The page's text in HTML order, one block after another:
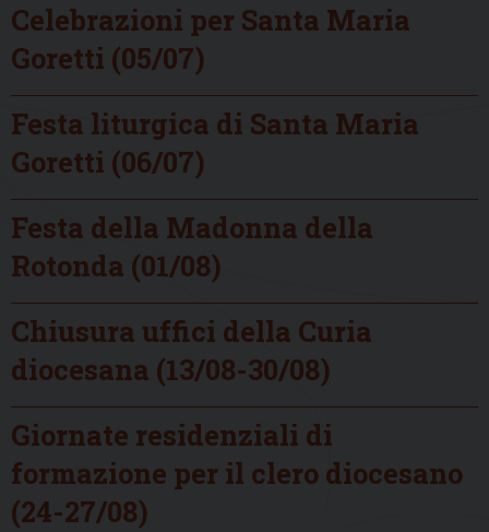
Celebrazioni per Santa Maria
Goretti (05/07)
Festa liturgica di Santa Maria
Goretti (06/07)
Festa della Madonna della
Rotonda (01/08)
Chiusura uffici della Curia
diocesana (13/08-30/08)
Giornate residenziali di
formazione per il clero diocesano
(24-27/08)